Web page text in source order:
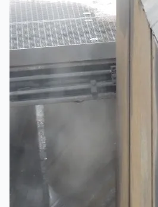
Toyota Australia Plant
概要